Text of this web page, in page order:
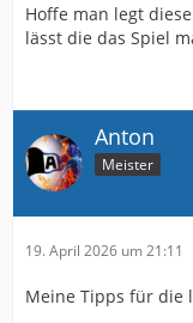
Hoffe man legt
lässt die das Spiel
Anton
Meister
19. April 2026 um 21:11
Meine Tipps für die